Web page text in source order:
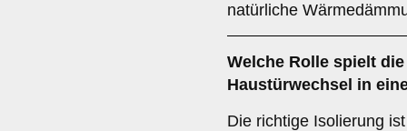
natürliche
Welche Rolle spielt
Haustürwechsel in
Die richtige Isolierung